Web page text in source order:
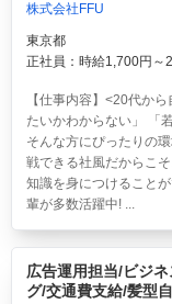
株式会社FFU
東京都
正社員：時給1,700円～
【仕事内容】<20代か
たいかわからない」 「
そんな方にぴったりの
戦できる社風だからこ
知識を身につけること
輩が多数活躍中! ...
広告運用担当/ビジ
グ/交通費支給/髪型